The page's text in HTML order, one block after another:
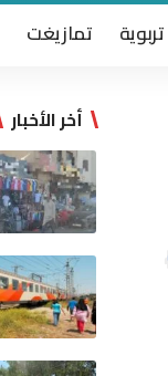
تربوية تمازيغت
أخر الأخبار